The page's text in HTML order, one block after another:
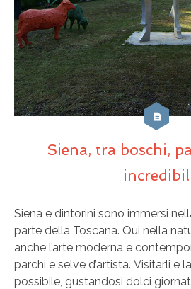
Siena, tra boschi,
Siena e dintorini sono immersi
parte della Toscana. Qui nella
anche l’arte moderna e
parchi e selve d’artista. Visitarli e
possibile, gustandosi dolci